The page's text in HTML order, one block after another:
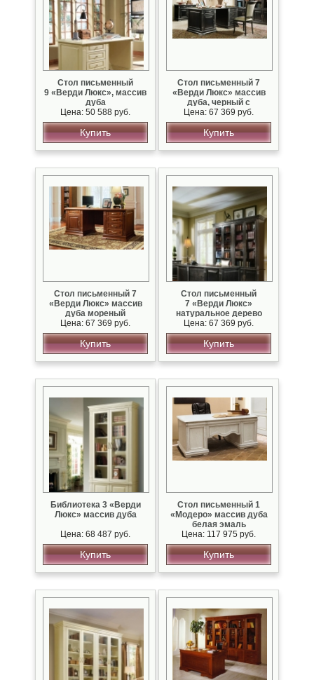
Стол письменный
9 «Верди Люкс», массив
дуба
Цена: 50 588 руб.
Купить
Стол письменный 7
«Верди Люкс» массив
дуба, черный с
серебряной патиной
Цена: 67 369 руб.
Купить
Стол письменный 7
«Верди Люкс» массив
дуба мореный
Цена: 67 369 руб.
Купить
Стол письменный
7 «Верди Люкс»
натуральное дерево
Цена: 67 369 руб.
Купить
Библиотека 3 «Верди
Люкс» массив дуба
Цена: 68 487 руб.
Купить
Стол письменный 1
«Модеро» массив дуба
белая эмаль
Цена: 117 975 руб.
Купить